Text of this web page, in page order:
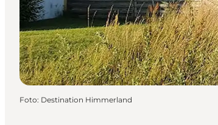
Foto: Destination Himmerland